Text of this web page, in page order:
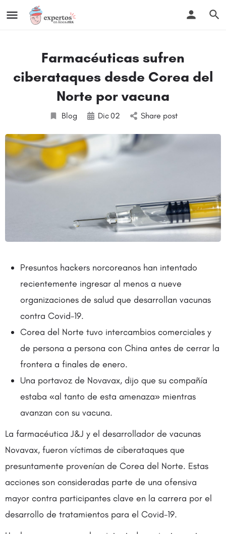
Farmacéuticas sufren
ciberataques desde Corea del
Norte por vacuna
Blog Dic02 Share post
Presuntos hackers norcoreanos han intentado
recientemente ingresar al menos a nueve
organizaciones de salud que desarrollan vacunas
contra Covid-19.
Corea del Norte tuvo intercambios comerciales y
de persona a persona con China antes de cerrar la
frontera a finales de enero.
Una portavoz de Novavax, dijo que su compañía
estaba «al tanto de esta amenaza» mientras
avanzan con su vacuna.
La farmacéutica J&J y el desarrollador de vacunas
Novavax, fueron víctimas de ciberataques que
presuntamente provenían de Corea del Norte. Estas
acciones son consideradas parte de una ofensiva
mayor contra participantes clave en la carrera por el
desarrollo de tratamientos para el Covid-19.